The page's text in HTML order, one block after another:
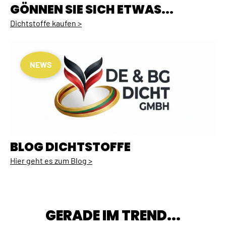
GÖNNEN SIE SICH ETWAS...
Dichtstoffe kaufen >
NEWS
BLOG DICHTSTOFFE
Hier geht es zum Blog >
GERADE IM TREND...